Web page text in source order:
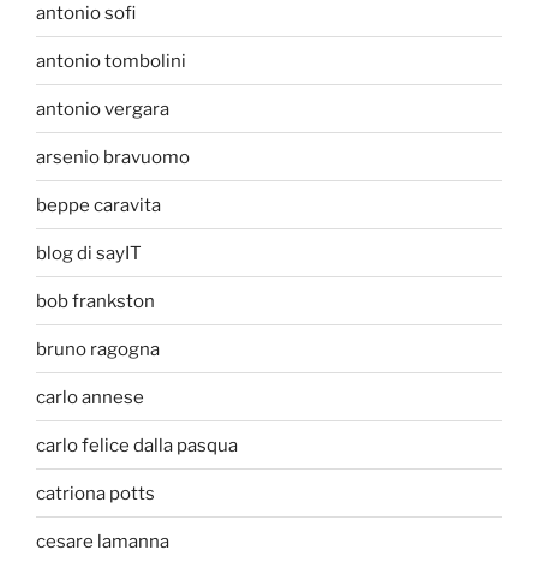
antonio sofi
antonio tombolini
antonio vergara
arsenio bravuomo
beppe caravita
blog di sayIT
bob frankston
bruno ragogna
carlo annese
carlo felice dalla pasqua
catriona potts
cesare lamanna